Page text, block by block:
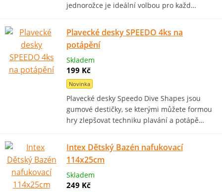
jednorožce je ideální volbou pro každ…
Plavecké desky SPEEDO 4ks na
potápění
Skladem
199 Kč
Novinka
Plavecké desky Speedo Dive Shapes jsou
gumové destičky, se kterými můžete formou
hry zlepšovat techniku plavání a potápě…
Intex Dětský Bazén nafukovací
114x25cm
Skladem
249 Kč